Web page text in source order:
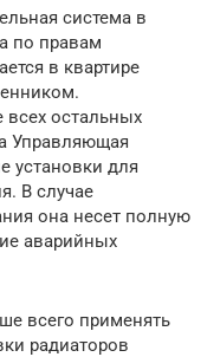
система в
по правам
в квартире
всех остальных
Управляющая
установки для
В случае
она несет полную
аварийных
всего применять
радиаторов